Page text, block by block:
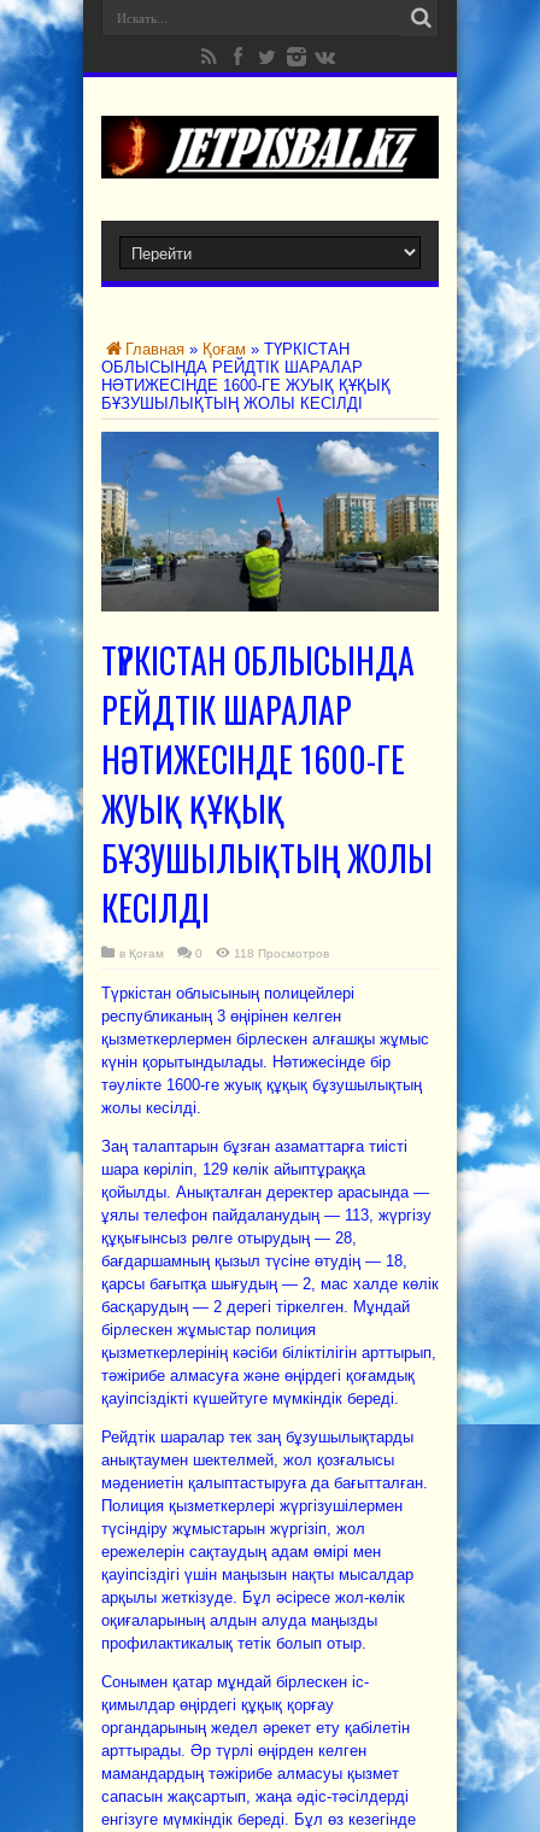
Главная » Қоғам » ТҮРКІСТАН
ОБЛЫСЫНДА РЕЙДТІК ШАРАЛАР
НӘТИЖЕСІНДЕ 1600-ГЕ ЖУЫҚ ҚҰҚЫҚ
БҰЗУШЫЛЫҚТЫҢ ЖОЛЫ КЕСІЛДІ
ТҮРКІСТАН ОБЛЫСЫНДА
РЕЙДТІК ШАРАЛАР
НӘТИЖЕСІНДЕ 1600-ГЕ
ЖУЫҚ ҚҰҚЫҚ
БҰЗУШЫЛЫҚТЫҢ ЖОЛЫ
КЕСІЛДІ
в Қоғам 0 118 Просмотров
Түркістан облысының полицейлері
республиканың 3 өңірінен келген
қызметкерлермен бірлескен алғашқы жұмыс
күнін қорытындылады. Нәтижесінде бір
тәулікте 1600-ге жуық құқық бұзушылықтың
жолы кесілді.
Заң талаптарын бұзған азаматтарға тиісті
шара көріліп, 129 көлік айыптұраққа
қойылды. Анықталған деректер арасында —
ұялы телефон пайдаланудың — 113, жүргізу
құқығынсыз рөлге отырудың — 28,
бағдаршамның қызыл түсіне өтудің — 18,
қарсы бағытқа шығудың — 2, мас халде көлік
басқарудың — 2 дерегі тіркелген. Мұндай
бірлескен жұмыстар полиция
қызметкерлерінің кәсіби біліктілігін арттырып,
тәжірибе алмасуға және өңірдегі қоғамдық
қауіпсіздікті күшейтуге мүмкіндік береді.
Рейдтік шаралар тек заң бұзушылықтарды
анықтаумен шектелмей, жол қозғалысы
мәдениетін қалыптастыруға да бағытталған.
Полиция қызметкерлері жүргізушілермен
түсіндіру жұмыстарын жүргізіп, жол
ережелерін сақтаудың адам өмірі мен
қауіпсіздігі үшін маңызын нақты мысалдар
арқылы жеткізуде. Бұл әсіресе жол-көлік
оқиғаларының алдын алуда маңызды
профилактикалық тетік болып отыр.
Сонымен қатар мұндай бірлескен іс-
қимылдар өңірдегі құқық қорғау
органдарының жедел әрекет ету қабілетін
арттырады. Әр түрлі өңірден келген
мамандардың тәжірибе алмасуы қызмет
сапасын жақсартып, жаңа әдіс-тәсілдерді
енгізуге мүмкіндік береді. Бұл өз кезегінде